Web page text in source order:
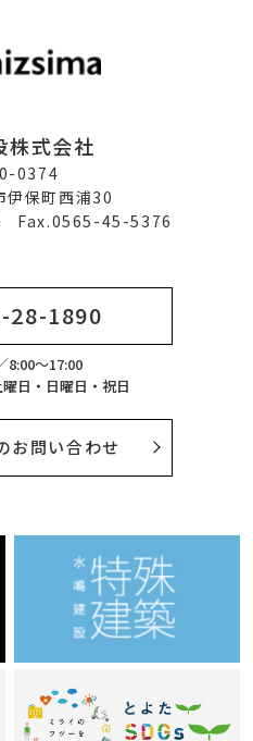
株式会社
0374
伊保町西浦30
Fax.0565-45-5376
28-1890
8:00～17:00
日・日曜日・祝日
お問い合わせ